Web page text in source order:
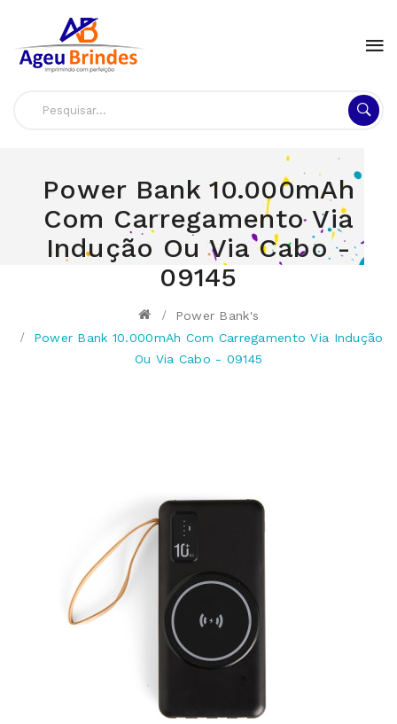
Power Bank 10.000mAh
Com Carregamento Via
Indução Ou Via Cabo -
09145
Power Bank's
Power Bank 10.000mAh Com Carregamento Via Indução
Ou Via Cabo - 09145